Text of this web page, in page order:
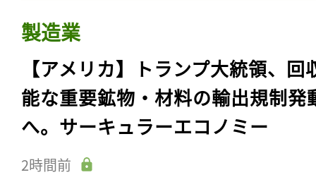
製造業
【アメリカ】トランプ大統領、回
能な重要鉱物・材料の輸出規制発
へ。サーキュラーエコノミー
2時間前